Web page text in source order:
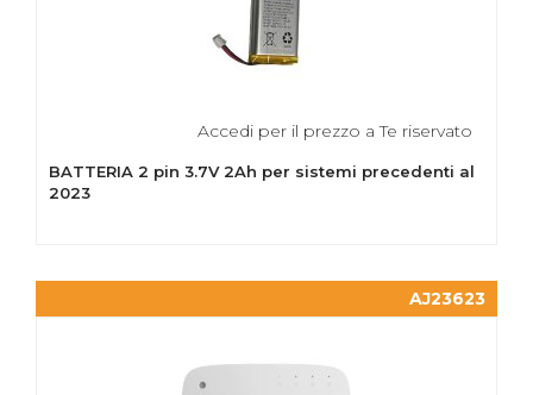
Accedi per il prezzo a Te riservato
BATTERIA 2 pin 3.7V 2Ah per sistemi precedenti al
2023
AJ23623